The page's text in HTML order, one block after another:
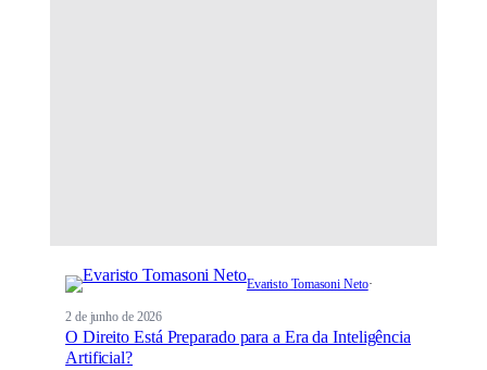
Evaristo Tomasoni Neto·
2 de junho de 2026
O Direito Está Preparado para a Era da Inteligência
Artificial?